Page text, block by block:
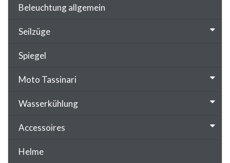
Beleuchtung allgemein
Seilzüge
Spiegel
Moto Tassinari
Wasserkühlung
Accessoires
Helme